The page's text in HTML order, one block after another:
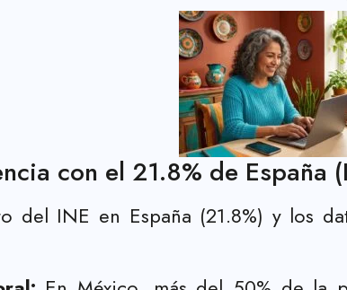
con el 21.8% de España
del INE en España (21.8%) y los